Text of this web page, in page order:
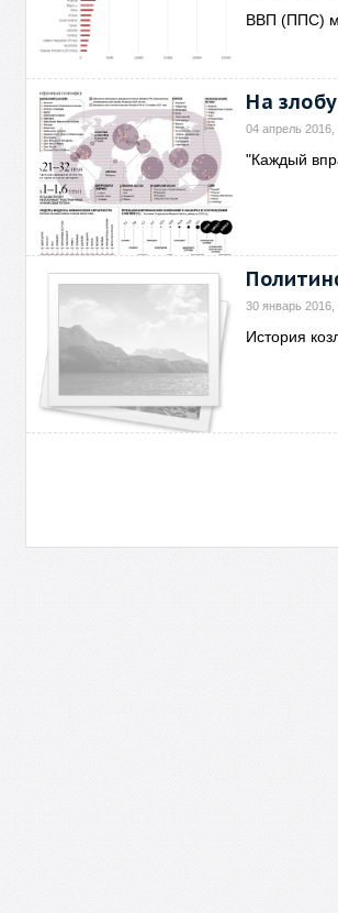
ВВП (ППС)
На
04 апрель 2016,
"Каждый
30 январь 2016,
История